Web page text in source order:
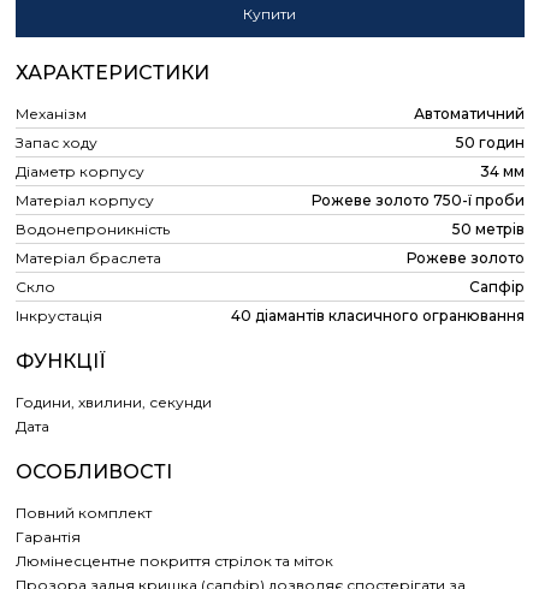
Купити
ХАРАКТЕРИСТИКИ
Механізм
Автоматичний
Запас ходу
50 годин
Діаметр корпусу
34 мм
Матеріал корпусу
Рожеве золото 750-ї проби
Водонепроникність
50 метрів
Матеріал браслета
Рожеве золото
Скло
Сапфір
Інкрустація
40 діамантів класичного огранювання
ФУНКЦІЇ
Години, хвилини, секунди
Дата
ОСОБЛИВОСТІ
Повний комплект
Гарантія
Люмінесцентне покриття стрілок та міток
Прозора задня кришка (сапфір) дозволяє спостерігати за